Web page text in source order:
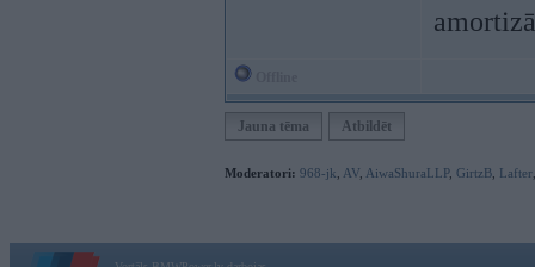
Jauna tēma Atbildēt
Moderatori: 968-jk AV AiwaShuraLLP, GirtzB Lafter